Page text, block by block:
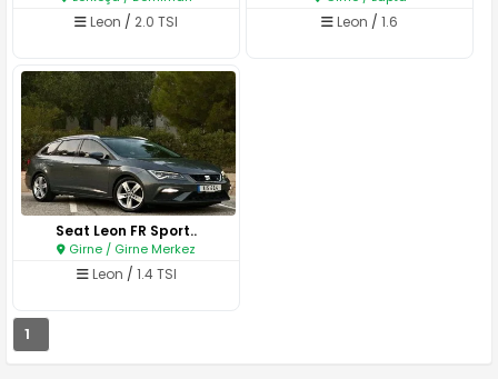
Leon / 2.0 TSI Leon /1.6
Seat Leon FR Sport..
Girne / Girne Merkez
Leon / 1.4 TSI
1